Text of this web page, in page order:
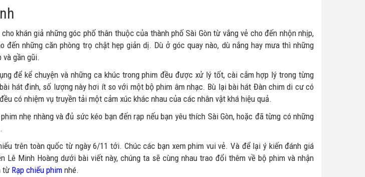
khán giả những góc phố thân thuộc của thành phố Sài Gòn từ vắng vẻ cho đến nhộn nhịp,
đến những căn phòng trọ chật hẹp giản dị. Dù ở góc quay nào, dù nắng hay mưa thì những
và gần gũi.
để kể chuyện và những ca khúc trong phim đều được xử lý tốt, cài cắm hợp lý trong từng
hát đinh, số lượng này hơi ít so với một bộ phim âm nhạc. Bù lại bài hát Đàn chim di cư có
có nhiệm vụ truyền tải một cảm xúc khác nhau của các nhân vật khá hiệu quả.
nhẹ nhàng và đủ sức kéo bạn đến rạp nếu bạn yêu thích Sài Gòn, hoặc đã từng có những
trên toàn quốc từ ngày 6/11 tới. Chúc các bạn xem phim vui vẻ. Và để lại ý kiến đánh giá
Lê Minh Hoàng dưới bài viết này, chúng ta sẽ cùng nhau trao đổi thêm về bộ phim và nhận
từ Rạp chiếu phimnhé.